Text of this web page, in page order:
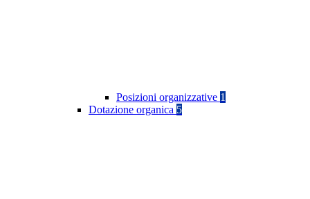
Posizioni organizzative 1
Dotazione organica 5